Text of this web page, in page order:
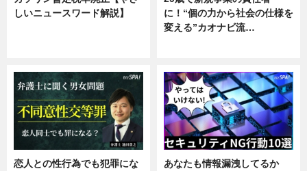
しいニュースワード解説】
に！“個の力から社会の仕様を
変える”カオナビ流…
恋人との性行為でも犯罪にな
あなたも情報漏洩してるか